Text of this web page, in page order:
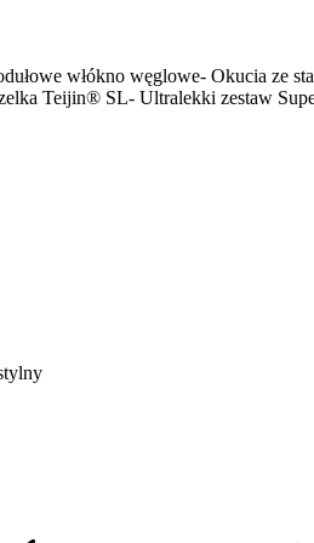
włókno węglowe- Okucia ze
Teijin® SL- Ultralekki zestaw